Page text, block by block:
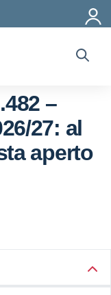
–
27: al
aperto